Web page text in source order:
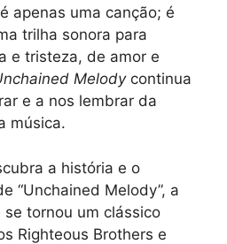
apenas uma canção; é
trilha sonora para
e tristeza, de amor e
Melodycontinua
e a nos lembrar da
música.
a história e o
“Unchained Melody”, a
tornou um clássico
Righteous Brothers e